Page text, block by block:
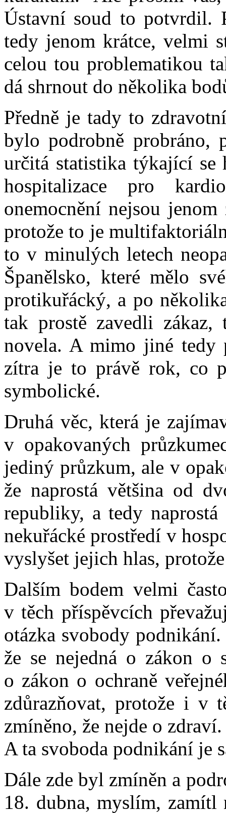
Ústavní soud to potvrdil.
tedy jenom krátce, velmi
celou tou problematikou
dá shrnout do několika
Předně je tady to
bylo podrobně probráno,
určitá statistika týkající se
hospitalizace pro
onemocnění nejsou
protože to je
to v minulých letech
Španělsko, které mělo
protikuřácký, a po
tak prostě zavedli zákaz,
novela. A mimo jiné tedy
zítra je to právě rok, co
symbolické.
Druhá věc, která je
v opakovaných
jediný průzkum, ale v
že naprostá většina od
republiky, a tedy
nekuřácké prostředí v
vyslyšet jejich hlas,
Dalším bodem velmi
v těch příspěvcích
otázka svobody
že se nejedná o zákon o
o zákon o ochraně
zdůrazňovat, protože i v
zmíněno, že nejde o
A ta svoboda podnikání je
Dále zde byl zmíněn a
18. dubna, myslím,